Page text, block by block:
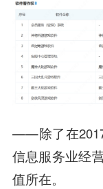
——除了在
信息服务业经
值所在。